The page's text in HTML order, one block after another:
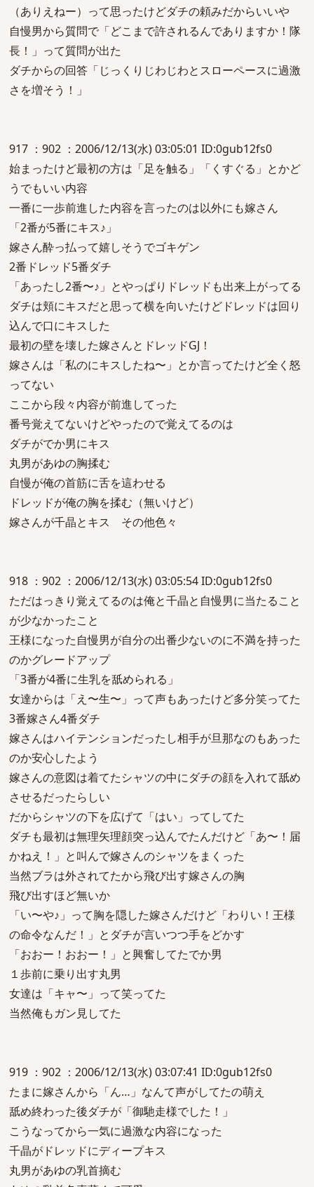
（ありえねー）って思ったけどダチの頼みだからいいや
自慢男から質問で「どこまで許されるんでありますか！隊
長！」って質問が出た
ダチからの回答「じっくりじわじわとスローペースに過激
さを増そう！」
917 ：902 ：2006/12/13(水) 03:05:01 ID:0gub12fs0
始まったけど最初の方は「足を触る」「くすぐる」とかど
うでもいい内容
一番に一歩前進した内容を言ったのは以外にも嫁さん
「2番が5番にキス♪」
嫁さん酔っ払って嬉しそうでゴキゲン
2番ドレッド5番ダチ
「あったし2番〜♪」とやっぱりドレッドも出来上がってる
ダチは頬にキスだと思って横を向いたけどドレッドは回り
込んで口にキスした
最初の壁を壊した嫁さんとドレッドGJ！
嫁さんは「私のにキスしたね〜」とか言ってたけど全く怒
ってない
ここから段々内容が前進してった
番号覚えてないけどやったので覚えてるのは
ダチがでか男にキス
丸男があゆの胸揉む
自慢が俺の首筋に舌を這わせる
ドレッドが俺の胸を揉む（無いけど）
嫁さんが千晶とキス その他色々
918 ：902 ：2006/12/13(水) 03:05:54 ID:0gub12fs0
ただはっきり覚えてるのは俺と千晶と自慢男に当たること
が少なかったこと
王様になった自慢男が自分の出番少ないのに不満を持った
のかグレードアップ
「3番が4番に生乳を舐められる」
女達からは「え〜生〜」って声もあったけど多分笑ってた
3番嫁さん4番ダチ
嫁さんはハイテンションだったし相手が旦那なのもあった
のか安心したよう
嫁さんの意図は着てたシャツの中にダチの顔を入れて舐め
させるだったらしい
だからシャツの下を広げて「はい」ってしてた
ダチも最初は無理矢理顔突っ込んでたんだけど「あ〜！届
かねえ！」と叫んで嫁さんのシャツをまくった
当然ブラは外されてたから飛び出す嫁さんの胸
飛び出すほど無いか
「い〜や♪」って胸を隠した嫁さんだけど「わりい！王様
の命令なんだ！」とダチが言いつつ手をどかす
「おおー！おおー！」と興奮してたでか男
１歩前に乗り出す丸男
女達は「キャ〜」って笑ってた
当然俺もガン見してた
919 ：902 ：2006/12/13(水) 03:07:41 ID:0gub12fs0
たまに嫁さんから「ん…」なんて声がしてたの萌え
舐め終わった後ダチが「御馳走様でした！」
こうなってから一気に過激な内容になった
千晶がドレッドにディープキス
丸男があゆの乳首摘む